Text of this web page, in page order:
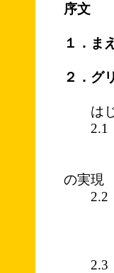
序文
１．ま
２．グ
はじ
2.1
2.1.2
の実現
2.2
2.3 わ